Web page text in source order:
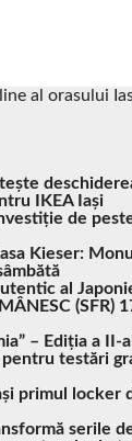
IKEA Iași
de
Kieser:
al
(SFR)
– Ediția a
pentru testări
primul
serile